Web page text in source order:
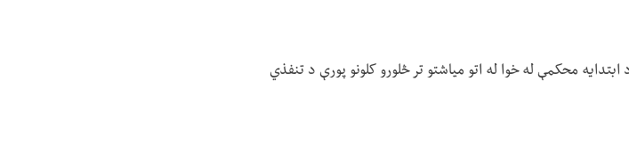
محکمې له خوا له اتو میاشتو تر څلورو کلونو پورې د تنفذي